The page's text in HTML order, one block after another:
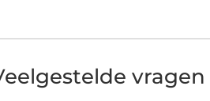
vragen